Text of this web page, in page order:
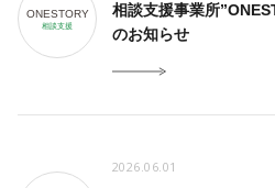
ONESTORY
相談支援
相談支援事業所
のお知らせ
2026.06.01